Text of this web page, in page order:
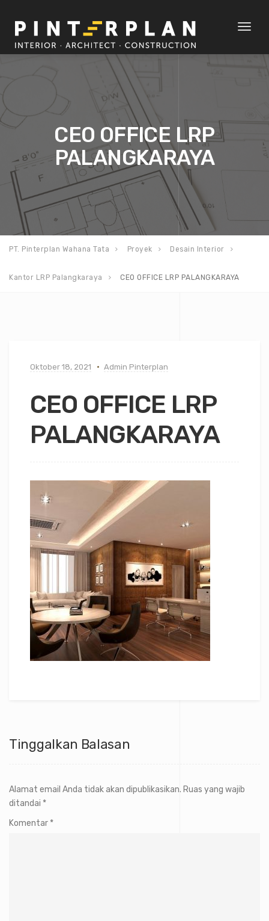
Toggle
CEO OFFICE LRP
PALANGKARAYA
PT. Pinterplan Wahana Tata Proyek Desain Interior
Kantor LRP Palangkaraya CEO OFFICE LRP PALANGKARAYA
Oktober 18, 2021 Admin Pinterplan
CEO OFFICE LRP
PALANGKARAYA
Tinggalkan Balasan
Alamat email Anda tidak akan dipublikasikan. Ruas yang wajib
ditandai *
Komentar *